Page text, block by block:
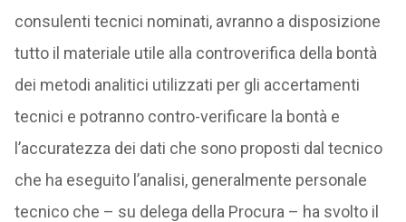
consulenti tecnici nominati, avranno a disposizione
tutto il materiale utile alla controverifica della bontà
dei metodi analitici utilizzati per gli accertamenti
tecnici e potranno contro-verificare la bontà e
l’accuratezza dei dati che sono proposti dal tecnico
che ha eseguito l’analisi, generalmente personale
tecnico che – su delega della Procura – ha svolto il